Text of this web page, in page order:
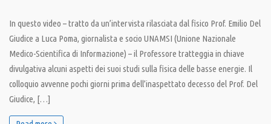
In questo video – tratto da un’intervista rilasciata dal fisico Prof. Emilio Del
Giudice a Luca Poma, giornalista e socio UNAMSI (Unione Nazionale
Medico-Scientifica di Informazione) – il Professore tratteggia in chiave
divulgativa alcuni aspetti dei suoi studi sulla fisica delle basse energie. Il
colloquio avvenne pochi giorni prima dell’inaspettato decesso del Prof. Del
Giudice, […]